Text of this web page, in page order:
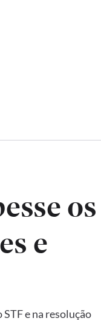
os
e
e na resolução